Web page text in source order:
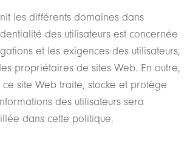
les différents domaines dans
des utilisateurs est concernée
et les exigences des utilisateurs,
propriétaires de sites Web. En outre,
site Web traite, stocke et protège
des utilisateurs sera
dans cette politique.